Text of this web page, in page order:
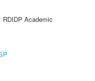
Academic